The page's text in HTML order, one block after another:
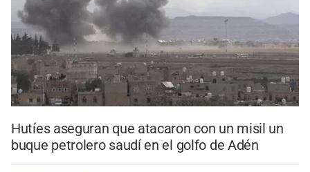
Hutíes aseguran que atacaron con un misil un
buque petrolero saudí en el golfo de Adén